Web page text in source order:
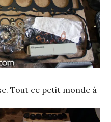
Tout ce petit monde à